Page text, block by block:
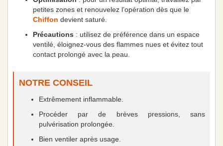
petites zones et renouvelez l’opération dès que le
Chiffon devient saturé.
Précautions : utilisez de préférence dans un espace
ventilé, éloignez-vous des flammes nues et évitez tout
contact prolongé avec la peau.
NOTRE CONSEIL
Extrêmement inflammable.
Procéder par de brèves pressions, sans
pulvérisation prolongée.
Bien ventiler après usage.